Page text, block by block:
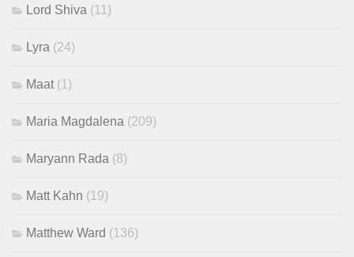
Lord Shiva (11)
Lyra (24)
Maat (1)
Maria Magdalena (209)
Maryann Rada (8)
Matt Kahn (19)
Matthew Ward (136)